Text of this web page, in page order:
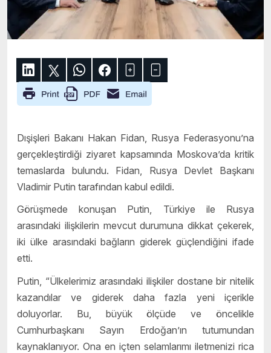
Dışişleri Bakanı Hakan Fidan, Rusya Federasyonu’na
gerçekleştirdiği ziyaret kapsamında Moskova’da kritik
temaslarda bulundu. Fidan, Rusya Devlet Başkanı
Vladimir Putin tarafından kabul edildi.
Görüşmede konuşan Putin, Türkiye ile Rusya
arasındaki ilişkilerin mevcut durumuna dikkat çekerek,
iki ülke arasındaki bağların giderek güçlendiğini ifade
etti.
Putin, “Ülkelerimiz arasındaki ilişkiler dostane bir nitelik
kazandılar ve giderek daha fazla yeni içerikle
doluyorlar. Bu, büyük ölçüde ve öncelikle
Cumhurbaşkanı Sayın Erdoğan’ın tutumundan
kaynaklanıyor. Ona en içten selamlarımı iletmenizi rica